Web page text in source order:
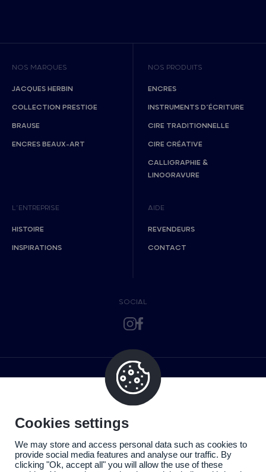
NOS MARQUES
JACQUES HERBIN
COLLECTION PRESTIGE
BRAUSE
ENCRES BEAUX-ART
NOS PRODUITS
ENCRES
INSTRUMENTS D’ÉCRITURE
CIRE TRADITIONNELLE
CIRE CRÉATIVE
CALLIGRAPHIE &
LINOGRAVURE
L’ENTREPRISE
HISTOIRE
INSPIRATIONS
AIDE
REVENDEURS
CONTACT
SOCIAL
Cookies settings
We may store and access personal data such as cookies to
provide social media features and analyse our traffic. By
clicking "Ok, accept all" you will allow the use of these